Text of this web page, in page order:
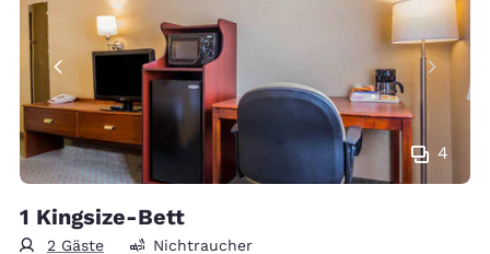
4
1 Kingsize-Bett
2 Gäste Nichtraucher